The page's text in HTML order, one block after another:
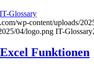
IT-Glossary
wp-content/uploads/
04/logo.png IT-Glossary
Funktionen